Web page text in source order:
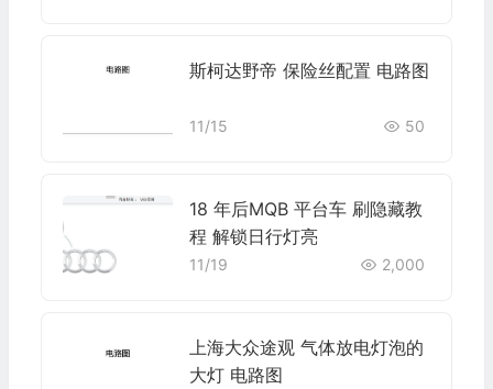
斯柯达野帝 保险丝配置 电路图
11/15 50
18 年后MQB 平台车 刷隐藏教
程 解锁日行灯亮
11/19 2,000
上海大众途观 气体放电灯泡的
大灯 电路图